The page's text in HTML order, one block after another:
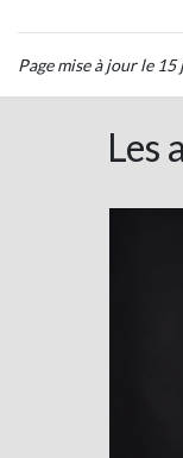
Page mise à jour le
Les